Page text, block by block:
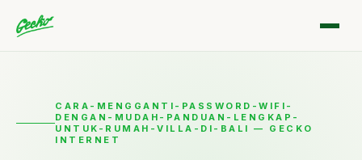
CARA-MENGGANTI-PASSWORD-WIFI-
DENGAN-MUDAH-PANDUAN-LENGKAP-
UNTUK-RUMAH-VILLA-DI-BALI — GECKO
INTERNET